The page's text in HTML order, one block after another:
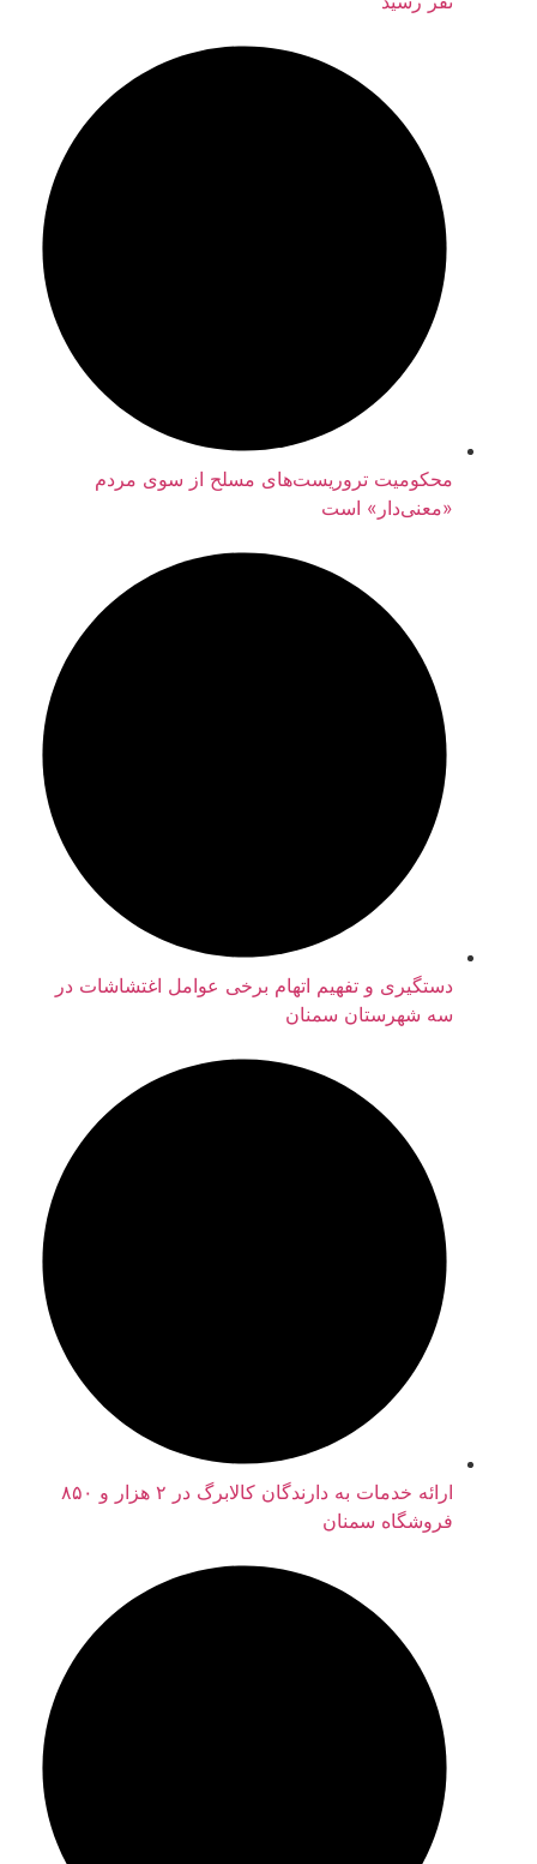
محکومیت تروریست‌های مسلح از سوی مردم
«معنی‌دار» است
دستگیری و تفهیم اتهام برخی عوامل اغتشاشات در
سه شهرستان سمنان
ارائه خدمات به دارندگان کالابرگ در ۲ هزار و ۸۵۰
فروشگاه سمنان